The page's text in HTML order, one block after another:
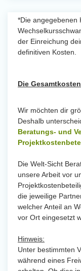
*Die angegebenen
der Einreichung
definitiven Kosten.
Die
Wir möchten dir
Deshalb
Beratungs- und
Die Welt-Sicht
unsere Arbeit vor
die jeweilige
welcher Anteil an
vor Ort eingesetzt
Hinweis:
Unter bestimmten
während eines